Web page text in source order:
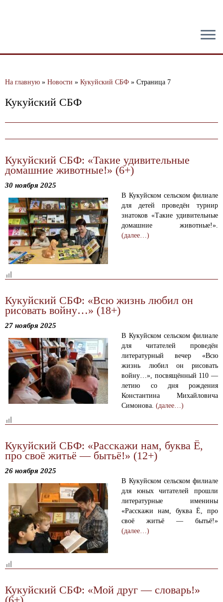
На главную » Новости » Кукуйский СБФ » Страница 7
Кукуйский СБФ
Кукуйский СБФ: «Такие удивительные
домашние животные!» (6+)
30 ноября 2025
В Кукуйском сельском филиале
для детей проведён турнир
знатоков «Такие удивительные
домашние животные!».
(далее…)
Кукуйский СБФ: «Всю жизнь любил он
рисовать войну…» (18+)
27 ноября 2025
В Кукуйском сельском филиале
для читателей проведён
литературный вечер «Всю
жизнь любил он рисовать
войну…», посвящённый 110 —
летию со дня рождения
Константина Михайловича
Симонова.(далее…)
Кукуйский СБФ: «Расскажи нам, буква Ё,
про своё житьё — бытьё!» (12+)
26 ноября 2025
В Кукуйском сельском филиале
для юных читателей прошли
литературные именины
«Расскажи нам, буква Ё, про
своё житьё — бытьё!»
(далее…)
Кукуйский СБФ: «Мой друг — словарь!»